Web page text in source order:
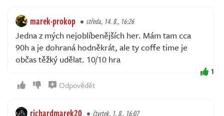
marek-prokop středa, 14. 8., 16:26
Jedna z mých nejoblíbenějších her. Mám tam cca
90h a je dohraná hodněkrát, ale ty coffe time je
občas těžký udělat. 10/10 hra
1
Odpovědět
richardmarek20 čtvrtek, 1. 8., 16:07